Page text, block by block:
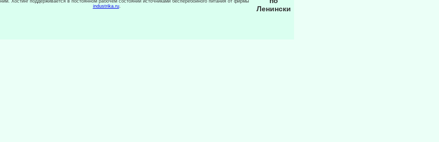
Хостинг поддерживается в постоянном рабочем состоянии источниками бесперебойного питания от фирмы
industrika.ru.
Ленински